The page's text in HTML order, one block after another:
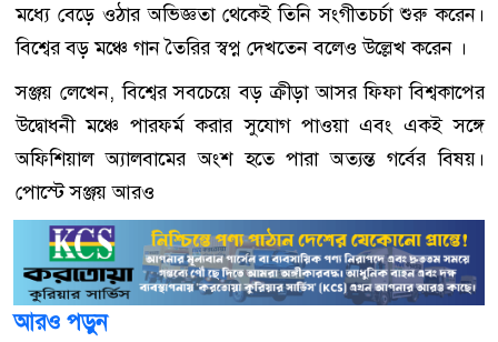
মধ্যে বেড়ে ওঠার অভিজ্ঞতা থেকেই তিনি সংগীতচর্চা শুরু করেন।
বিশ্বের বড় মঞ্চে গান তৈরির স্বপ্ন দেখতেন বলেও উল্লেখ করেন ।
সঞ্জয় লেখেন, বিশ্বের সবচেয়ে বড় ক্রীড়া আসর ফিফা বিশ্বকাপের
উদ্বোধনী মঞ্চে পারফর্ম করার সুযোগ পাওয়া এবং একই সঙ্গে
অফিশিয়াল অ্যালবামের অংশ হতে পারা অত্যন্ত গর্বের বিষয়।
পোস্টে সঞ্জয় আরও
আরও পড়ুন